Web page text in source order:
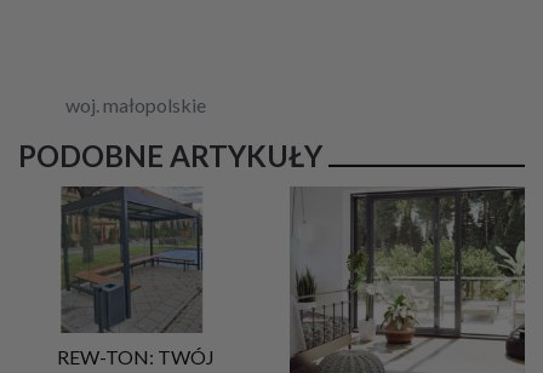
woj. małopolskie
PODOBNE ARTYKUŁY
REW-TON: TWÓJ